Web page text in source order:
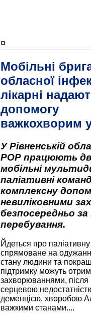
¤
Мобільні
обласної
лікарні
допомогу
важкохворим
У Рівненській
РОР працюють дві
мобільні
паліативні
комплексну
невиліковними
безпосередньо за
перебування.
Йдеться про
спрямоване на
стану людини та
підтримку можуть
захворюваннями, після
серцевою
деменцією, хворобою
важкими станами....